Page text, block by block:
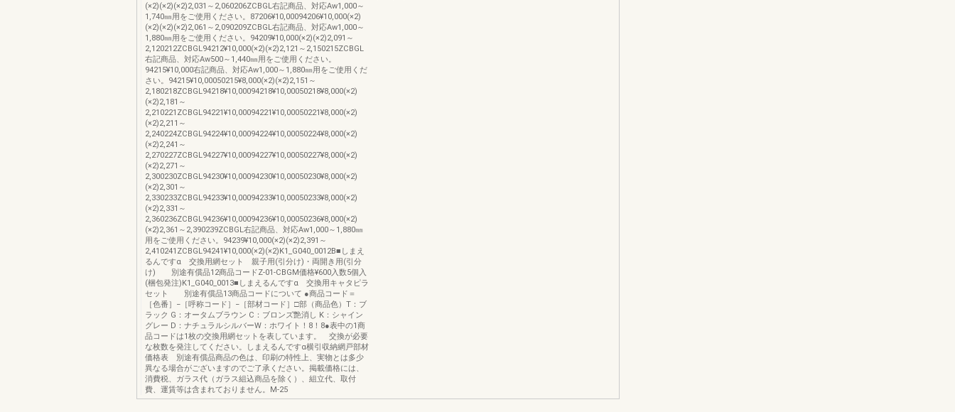
(×2)(×2)(×2)2,031～2,060206ZCBGL右記商品、対応Aw1,000～
1,740㎜用をご使用ください。87206¥10,00094206¥10,000(×2)
(×2)(×2)(×2)2,061～2,090209ZCBGL右記商品、対応Aw1,000～
1,880㎜用をご使用ください。94209¥10,000(×2)(×2)2,091～
2,120212ZCBGL94212¥10,000(×2)(×2)2,121～2,150215ZCBGL
右記商品、対応Aw500～1,440㎜用をご使用ください。
94215¥10,000右記商品、対応Aw1,000～1,880㎜用をご使用くだ
さい。94215¥10,00050215¥8,000(×2)(×2)2,151～
2,180218ZCBGL94218¥10,00094218¥10,00050218¥8,000(×2)
(×2)2,181～
2,210221ZCBGL94221¥10,00094221¥10,00050221¥8,000(×2)
(×2)2,211～
2,240224ZCBGL94224¥10,00094224¥10,00050224¥8,000(×2)
(×2)2,241～
2,270227ZCBGL94227¥10,00094227¥10,00050227¥8,000(×2)
(×2)2,271～
2,300230ZCBGL94230¥10,00094230¥10,00050230¥8,000(×2)
(×2)2,301～
2,330233ZCBGL94233¥10,00094233¥10,00050233¥8,000(×2)
(×2)2,331～
2,360236ZCBGL94236¥10,00094236¥10,00050236¥8,000(×2)
(×2)2,361～2,390239ZCBGL右記商品、対応Aw1,000～1,880㎜
用をご使用ください。94239¥10,000(×2)(×2)2,391～
2,410241ZCBGL94241¥10,000(×2)(×2)K1_G040_0012B■しまえ
るんですα 交換用網セット 親子用(引分け)・両開き用(引分
け) 別途有償品12商品コードZ-01-CBGM価格¥600入数5個入
(梱包発注)K1_G040_0013■しまえるんですα 交換用キャタピラ
セット 別途有償品13商品コードについて ●商品コード＝
［色番］−［呼称コード］−［部材コード］□部（商品色）T：ブ
ラック G：オータムブラウン C：ブロンズ艶消し K：シャイン
グレー D：ナチュラルシルバーW：ホワイト！8！8●表中の1商
品コードは1枚の交換用網セットを表しています。 交換が必要
な枚数を発注してください。しまえるんですα横引収納網戸部材
価格表 別途有償品商品の色は、印刷の特性上、実物とは多少
異なる場合がございますのでご了承ください。掲載価格には、
消費税、ガラス代（ガラス組込商品を除く）、組立代、取付
費、運賃等は含まれておりません。M-25